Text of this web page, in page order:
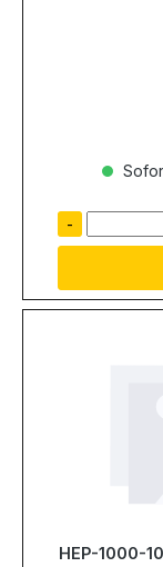
-
HEP-1000-